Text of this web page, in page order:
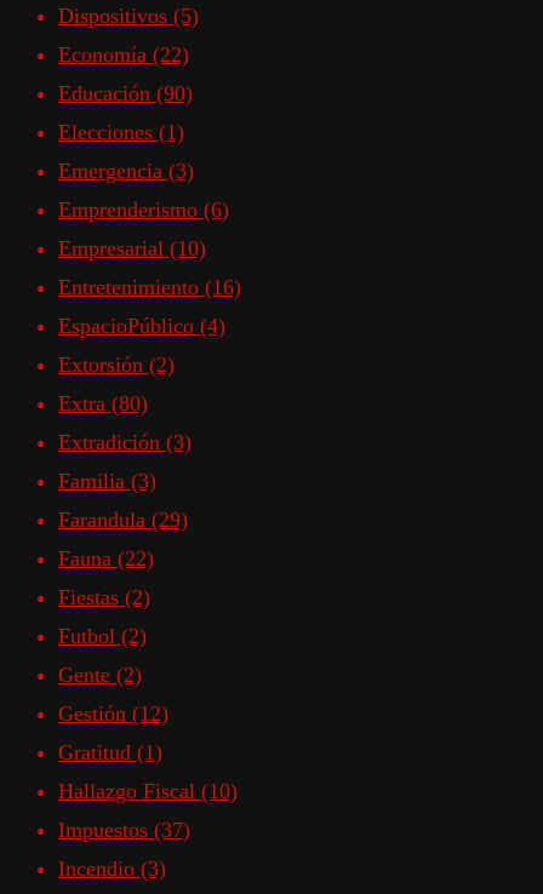
Dispositivos (5)
Economía (22)
Educación (90)
Elecciones (1)
Emergencia (3)
Emprenderismo (6)
Empresarial (10)
Entretenimiento (16)
EspacioPúblico (4)
Extorsión (2)
Extra (80)
Extradición (3)
Familia (3)
Farandula (29)
Fauna (22)
Fiestas (2)
Futbol (2)
Gente (2)
Gestión (12)
Gratitud (1)
Hallazgo Fiscal (10)
Impuestos (37)
Incendio (3)